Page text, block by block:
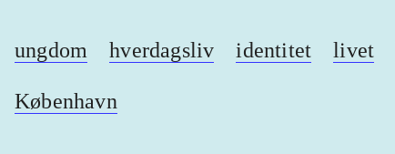
ungdom hverdagsliv identitet livet
København